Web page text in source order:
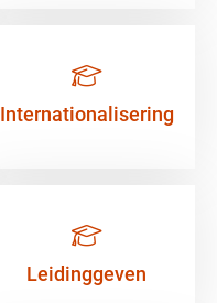
Internationalisering
Leidinggeven